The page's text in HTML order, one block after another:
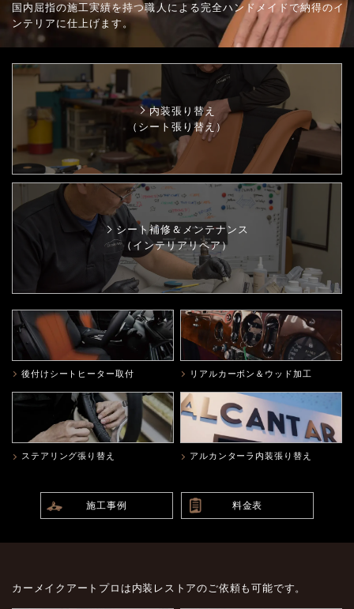
国内屈指の施工実績を持つ職人による完全ハンドメイドで納得のイ
ンテリアに仕上げます。
内装張り替え
（シート張り替え）
シート補修＆メンテナンス
（インテリアリペア）
後付けシートヒーター取付 リアルカーボン＆ウッド加工
ステアリング張り替え アルカンターラ内装張り替え
施工事例 料金表
カーメイクアートプロは内装レストアのご依頼も可能です。